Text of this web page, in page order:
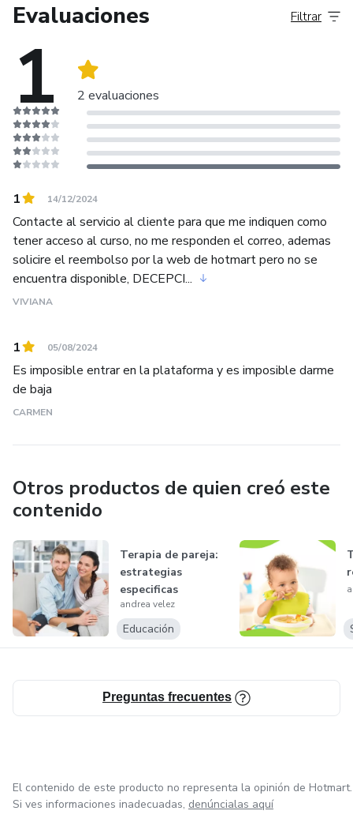
Evaluaciones
1 2 evaluaciones
Filtrar
1 14/12/2024
Contacte al servicio al cliente para que me indiquen como
tener acceso al curso, no me responden el correo, ademas
solicire el reembolso por la web de hotmart pero no se
encuentra disponible, DECEPCI...
VIVIANA
1 05/08/2024
Es imposible entrar en la plataforma y es imposible darme
de baja
CARMEN
Otros productos de quien creó este
contenido
Terapia de pareja:
estrategias
especificas
andrea velez
Educación
Preguntas frecuentes
El contenido de este producto no representa la opinión de Hotmart.
Si ves informaciones inadecuadas, denúncialas aquí